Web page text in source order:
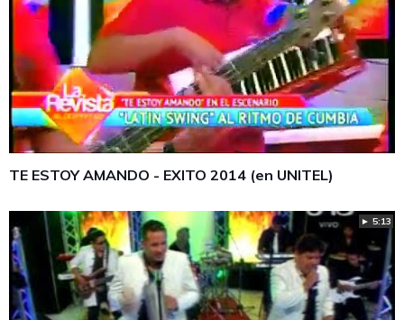
TE ESTOY AMANDO - EXITO 2014 (en UNITEL)
► 5:13